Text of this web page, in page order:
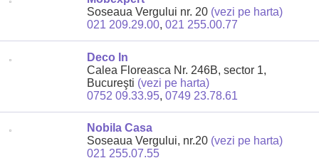
Soseaua Vergului nr. 20 (vezi pe harta)
021 209.29.00,021 255.00.77
Deco In
Calea Floreasca Nr. 246B, sector 1,
Bucureşti (vezi pe harta)
0752 09.33.95,0749 23.78.61
Nobila Casa
Soseaua Vergului, nr.20 (vezi pe harta)
021 255.07.55